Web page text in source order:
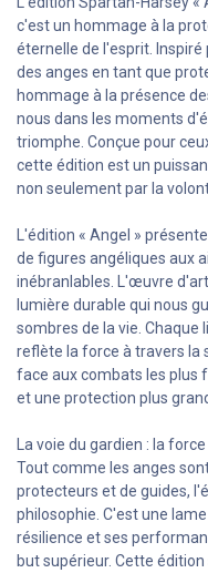
c'est un hommage à la
éternelle de l'esprit.
des anges en tant que
hommage à la présence
nous dans les moments
triomphe. Conçue pour
cette édition est un
non seulement par la
L'édition « Angel »
de figures angéliques aux
inébranlables. L'œuvre
lumière durable qui nous
sombres de la vie. Chaque
reflète la force à travers la
face aux combats les plus
et une protection plus
La voie du gardien : la
Tout comme les anges
protecteurs et de guides,
philosophie. C'est une
résilience et ses
but supérieur. Cette